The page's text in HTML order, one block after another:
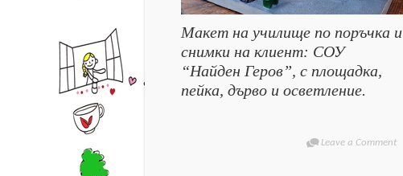
Макет на училище по поръчка и
снимки на клиент: СОУ
“Найден Геров”, с площадка,
пейка, дърво и осветление.
Leave a Comment